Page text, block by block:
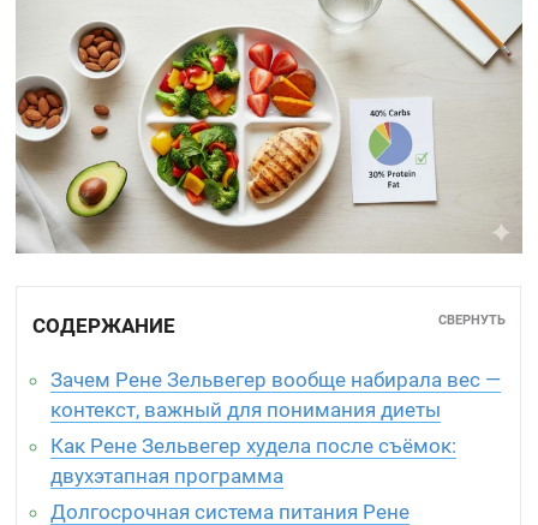
СОДЕРЖАНИЕ СВЕРНУТЬ
Зачем Рене Зельвегер вообще набирала вес —
контекст, важный для понимания диеты
Как Рене Зельвегер худела после съёмок:
двухэтапная программа
Долгосрочная система питания Рене